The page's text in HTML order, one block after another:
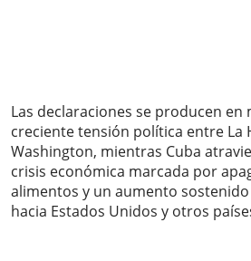
Las declaraciones se producen en
creciente tensión política entre La
Washington, mientras Cuba
crisis económica marcada por
alimentos y un aumento
hacia Estados Unidos y otros